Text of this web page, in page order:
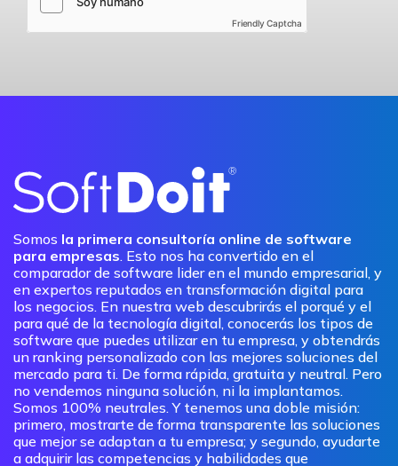
Friendly Captcha
Somos la primera consultoría online de software
para empresas. Esto nos ha convertido en el
comparador de software lider en el mundo empresarial, y
en expertos reputados en transformación digital para
los negocios. En nuestra web descubrirás el porqué y el
para qué de la tecnología digital, conocerás los tipos de
software que puedes utilizar en tu empresa, y obtendrás
un ranking personalizado con las mejores soluciones del
mercado para ti. De forma rápida, gratuita y neutral. Pero
no vendemos ninguna solución, ni la implantamos.
Somos 100% neutrales. Y tenemos una doble misión:
primero, mostrarte de forma transparente las soluciones
que mejor se adaptan a tu empresa; y segundo, ayudarte
a adquirir las competencias y habilidades que